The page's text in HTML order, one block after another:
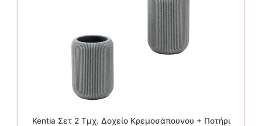
Kentia Σετ 2 Τμχ. Δοχείο Κρεμοσάπουνου + Ποτήρι